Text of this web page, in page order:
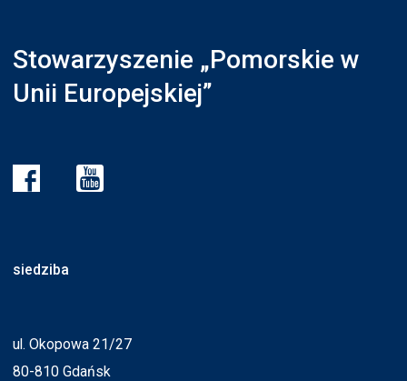
Stowarzyszenie „Pomorskie w
Unii Europejskiej”
siedziba
ul. Okopowa 21/27
80-810 Gdańsk